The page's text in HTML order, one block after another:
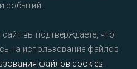
событий.
вы подтверждаете, что
на использование файлов
файлов cookies